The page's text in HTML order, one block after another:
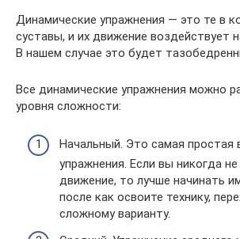
Динамические упражнения — это те в
суставы, и их движение воздействует
В нашем случае это будет
Все динамические упражнения можно
уровня сложности:
Начальный. Это самая простая
упражнения. Если вы никогда
движение, то лучше начинать
после как освоите технику,
сложному варианту.